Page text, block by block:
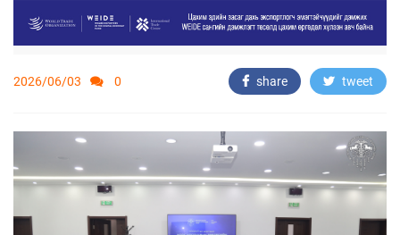
2026/06/03 0 share tweet